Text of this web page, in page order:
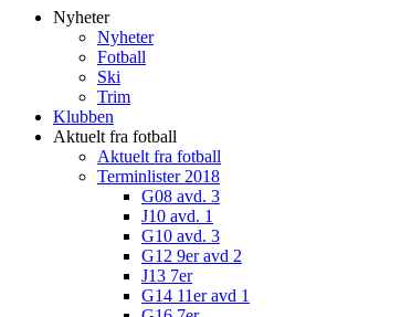
Nyheter
Nyheter
Fotball
Ski
Trim
Klubben
Aktuelt fra fotball
Aktuelt fra fotball
Terminlister 2018
G08 avd. 3
J10 avd. 1
G10 avd. 3
G12 9er avd 2
J13 7er
G14 11er avd 1